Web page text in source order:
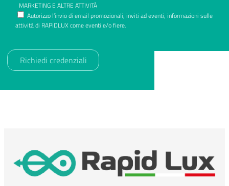
MARKETING E ALTRE ATTIVITÀ
Autorizzo l’invio di email promozionali, inviti ad eventi, informazioni sulle
attività di RAPIDLUX come eventi e/o fiere.